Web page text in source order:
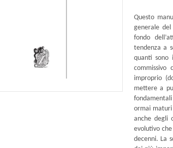
Questo
generale
fondo
tendenza a
quanti sono
commissivo
improprio
mettere a
ormai maturi
anche degli
evolutivo
decenni. La